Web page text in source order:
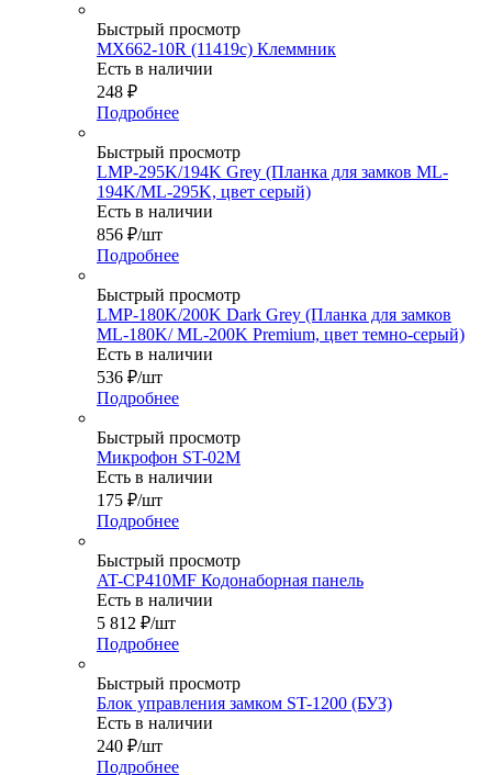
Быстрый просмотр
MX662-10R (11419c) Клеммник
Есть в наличии
248 ₽
Подробнее
Быстрый просмотр
LMP-295K/194K Grey (Планка для замков ML-
194K/ML-295K, цвет серый)
Есть в наличии
856 ₽/шт
Подробнее
Быстрый просмотр
LMP-180K/200K Dark Grey (Планка для замков
ML-180K/ ML-200K Premium, цвет темно-серый)
Есть в наличии
536 ₽/шт
Подробнее
Быстрый просмотр
Микрофон ST-02М
Есть в наличии
175 ₽/шт
Подробнее
Быстрый просмотр
AT-CP410MF Кодонаборная панель
Есть в наличии
5 812 ₽/шт
Подробнее
Быстрый просмотр
Блок управления замком ST-1200 (БУЗ)
Есть в наличии
240 ₽/шт
Подробнее